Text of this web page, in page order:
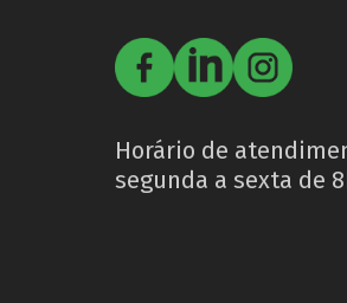
Horário de
segunda a sexta de